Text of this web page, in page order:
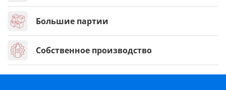
Большие партии
Собственное производство